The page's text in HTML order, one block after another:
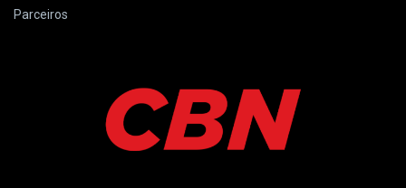
Parceiros